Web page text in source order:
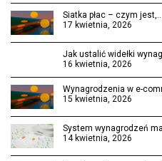
Siatka płac – czym jest,…
17 kwietnia, 2026
Jak ustalić widełki
16 kwietnia, 2026
Wynagrodzenia w e-
15 kwietnia, 2026
System wynagrodzeń
14 kwietnia, 2026